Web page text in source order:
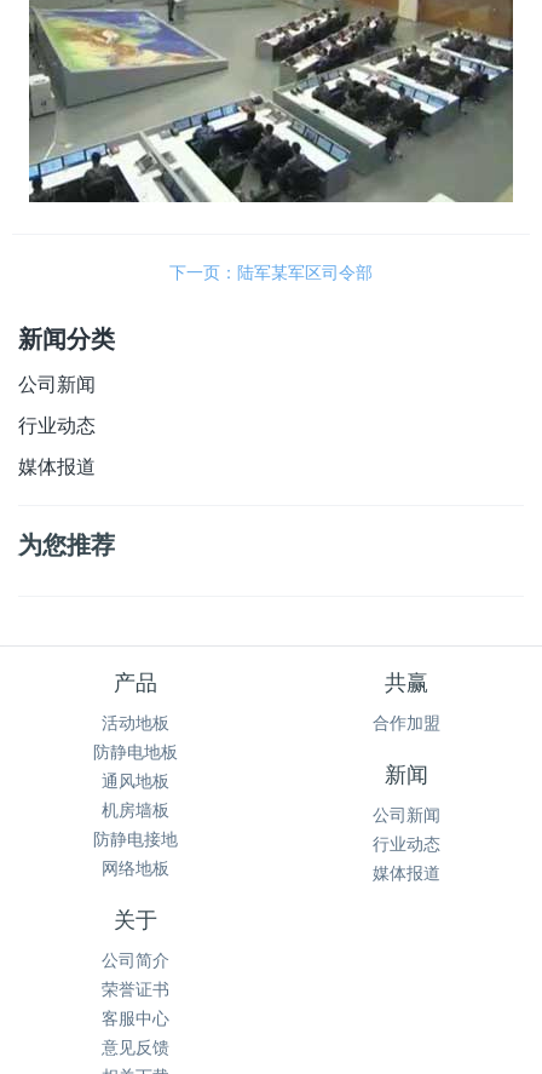
下一页：陆军某军区司令部
新闻分类
公司新闻
行业动态
媒体报道
为您推荐
产品
活动地板
防静电地板
通风地板
机房墙板
防静电接地
网络地板
共赢
合作加盟
新闻
公司新闻
行业动态
媒体报道
关于
公司简介
荣誉证书
客服中心
意见反馈